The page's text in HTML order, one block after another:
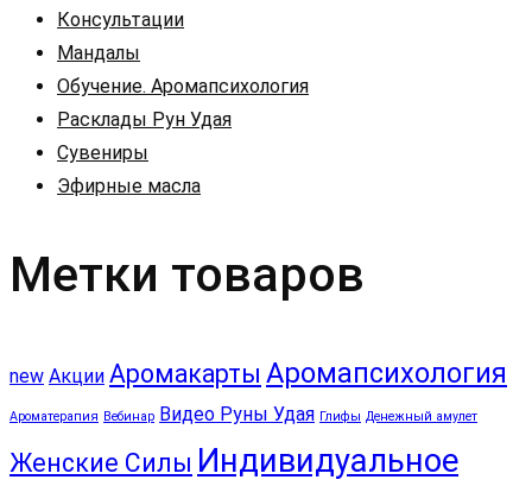
Консультации
Мандалы
Обучение. Аромапсихология
Расклады Рун Удая
Сувениры
Эфирные масла
Метки товаров
new Акции Аромакарты Аромапсихология
Ароматерапия Вебинар Видео Руны Удая Глифы Денежный амулет
Женские Силы Индивидуальное